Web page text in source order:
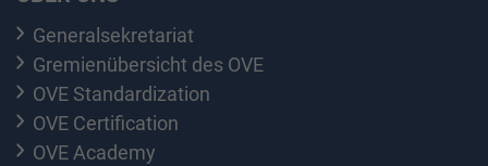
Generalsekretariat
Gremienübersicht des OVE
OVE Standardization
OVE Certification
OVE Academy